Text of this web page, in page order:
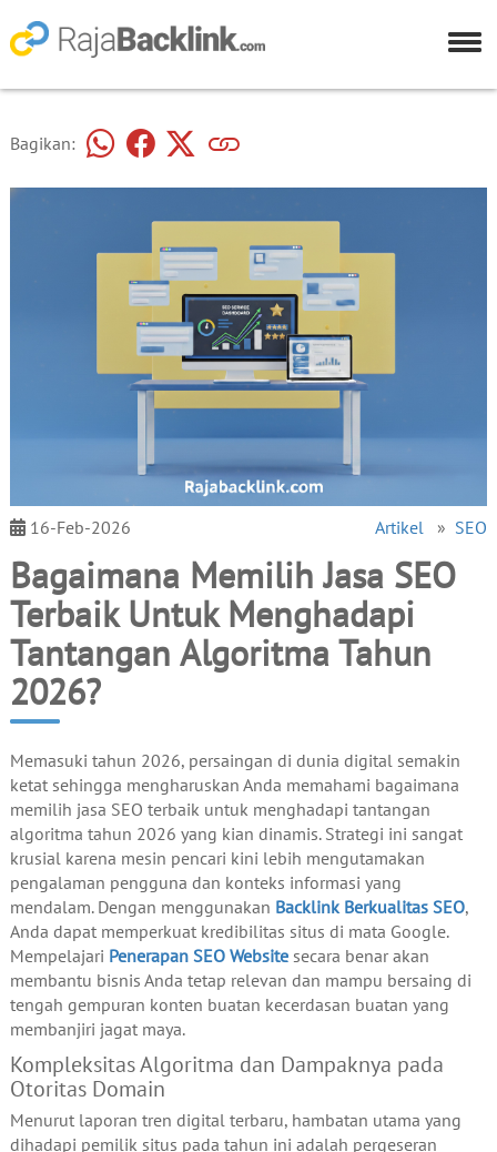
Bagikan:
16-Feb-2026 Artikel » SEO
Bagaimana Memilih Jasa SEO
Terbaik Untuk Menghadapi
Tantangan Algoritma Tahun
2026?
Memasuki tahun 2026, persaingan di dunia digital semakin
ketat sehingga mengharuskan Anda memahami bagaimana
memilih jasa SEO terbaik untuk menghadapi tantangan
algoritma tahun 2026 yang kian dinamis. Strategi ini sangat
krusial karena mesin pencari kini lebih mengutamakan
pengalaman pengguna dan konteks informasi yang
mendalam. Dengan menggunakan Backlink Berkualitas SEO,
Anda dapat memperkuat kredibilitas situs di mata Google.
Mempelajari Penerapan SEO Websitesecara benar akan
membantu bisnis Anda tetap relevan dan mampu bersaing di
tengah gempuran konten buatan kecerdasan buatan yang
membanjiri jagat maya.
Kompleksitas Algoritma dan Dampaknya pada
Otoritas Domain
Menurut laporan tren digital terbaru, hambatan utama yang
dihadapi pemilik situs pada tahun ini adalah pergeseran